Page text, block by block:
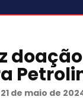
21 de maio de